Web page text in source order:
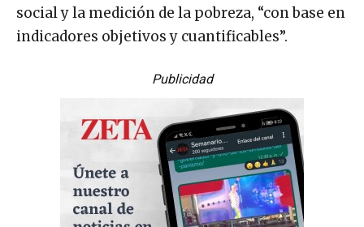
social y la medición de la pobreza, “con base en
indicadores objetivos y cuantificables”.
Publicidad